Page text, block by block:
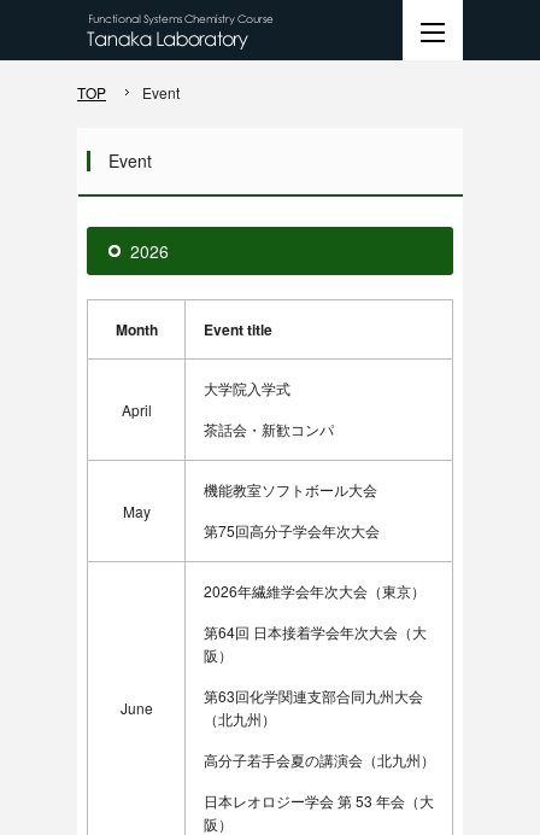
TOP Event
Event
2026
Month Event title
April
大学院入学式
茶話会・新歓コンパ
May
機能教室ソフトボール大会
第75回高分子学会年次大会
June
2026年繊維学会年次大会（東京）
第64回 日本接着学会年次大会（大
阪）
第63回化学関連支部合同九州大会
（北九州）
高分子若手会夏の講演会（北九州）
日本レオロジー学会 第 53 年会（大
阪）